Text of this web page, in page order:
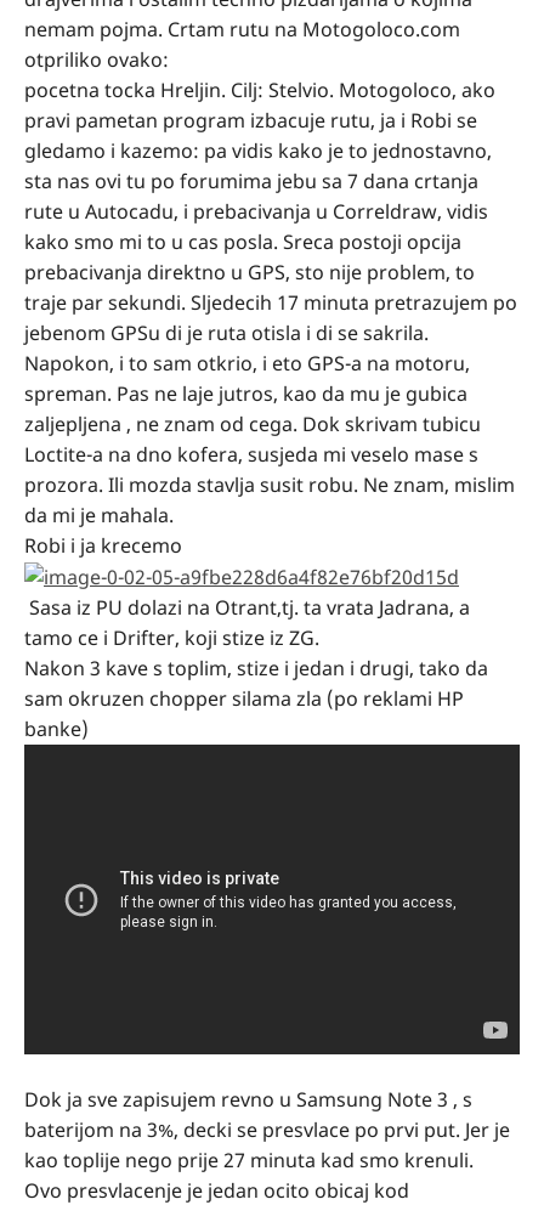
nemam pojma. Crtam rutu na Motogoloco.com
otpriliko ovako:
pocetna tocka Hreljin. Cilj: Stelvio. Motogoloco, ako
pravi pametan program izbacuje rutu, ja i Robi se
gledamo i kazemo: pa vidis kako je to jednostavno,
sta nas ovi tu po forumima jebu sa 7 dana crtanja
rute u Autocadu, i prebacivanja u Correldraw, vidis
kako smo mi to u cas posla. Sreca postoji opcija
prebacivanja direktno u GPS, sto nije problem, to
traje par sekundi. Sljedecih 17 minuta pretrazujem po
jebenom GPSu di je ruta otisla i di se sakrila.
Napokon, i to sam otkrio, i eto GPS-a na motoru,
spreman. Pas ne laje jutros, kao da mu je gubica
zaljepljena , ne znam od cega. Dok skrivam tubicu
Loctite-a na dno kofera, susjeda mi veselo mase s
prozora. Ili mozda stavlja susit robu. Ne znam, mislim
da mi je mahala.
Robi i ja krecemo
Sasa iz PU dolazi na Otrant,tj. ta vrata Jadrana, a
tamo ce i Drifter, koji stize iz ZG.
Nakon 3 kave s toplim, stize i jedan i drugi, tako da
sam okruzen chopper silama zla (po reklami HP
banke)
Dok ja sve zapisujem revno u Samsung Note 3 , s
baterijom na 3%, decki se presvlace po prvi put. Jer je
kao toplije nego prije 27 minuta kad smo krenuli.
Ovo presvlacenje je jedan ocito obicaj kod